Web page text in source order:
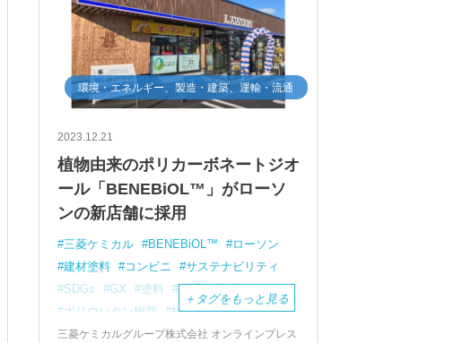
環境・エネルギー、製造・建築、運輸・流通
2023.12.21
植物由来のポリカーボネートジオ
ール「BENEBiOL™」がローソ
ンの新店舗に採用
三菱ケミカル BENEBiOL™
ローソン
建材塗料
コンビニ
サステナビリティ
SDGs
GX 塗料 流通
小売り
ポリウレタン樹脂
植物由来
グリーントランスフォーメーション
＋ タグをもっと見る
三菱ケミカルグループ株式会社 オンラインプレス